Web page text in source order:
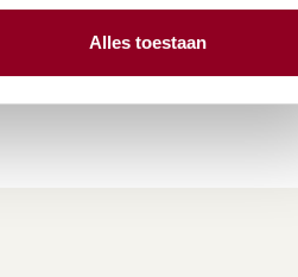
Alles toestaan